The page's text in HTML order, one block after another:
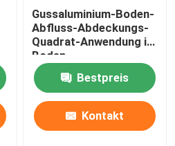
Gussaluminium-Boden-
Abfluss-Abdeckungs-
Quadrat-Anwendung im
Boden
Bestpreis
Kontakt